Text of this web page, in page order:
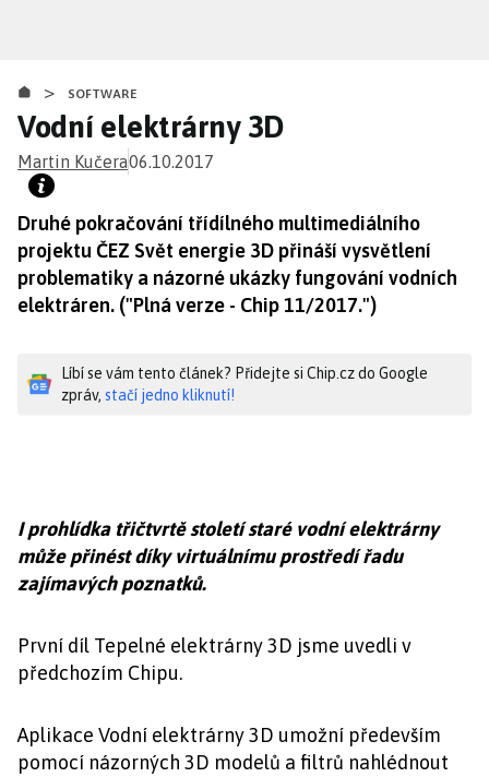
obsahu
> SOFTWARE
Vodní elektrárny 3D
Martin Kučera06.10.2017
Druhé pokračování třídílného multimediálního
projektu ČEZ Svět energie 3D přináší vysvětlení
problematiky a názorné ukázky fungování vodních
elektráren. ("Plná verze - Chip 11/2017.")
Líbí se vám tento článek? Přidejte si Chip.cz do Google
zpráv, stačí jedno kliknutí!
I prohlídka třičtvrtě století staré vodní elektrárny
může přinést díky virtuálnímu prostředí řadu
zajímavých poznatků.
První díl Tepelné elektrárny 3D jsme uvedli v
předchozím Chipu.
Aplikace Vodní elektrárny 3D umožní především
pomocí názorných 3D modelů a filtrů nahlédnout